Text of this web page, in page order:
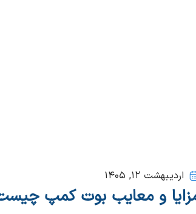
اردیبهشت ۱۲, ۱۴۰۵
و معایب بوت کمپ